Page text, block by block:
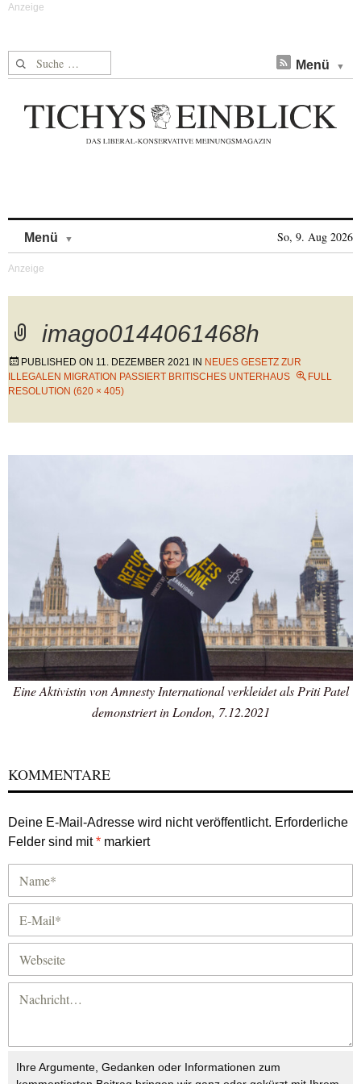
Suche nach: Menü
Menü So, 9. Aug 2026
imago0144061468h
PUBLISHED ON 11. DEZEMBER 2021 IN NEUES GESETZ ZUR
ILLEGALEN MIGRATION PASSIERT BRITISCHES UNTERHAUS
FULL
RESOLUTION (620 × 405)
Eine Aktivistin von Amnesty International verkleidet als Priti Patel
demonstriert in London, 7.12.2021
KOMMENTARE
Deine E-Mail-Adresse wird nicht veröffentlicht. Erforderliche
Felder sind mit* markiert
Ihre Argumente, Gedanken oder Informationen zum